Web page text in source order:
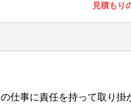
見積もり
仕事に責任を持って取り掛